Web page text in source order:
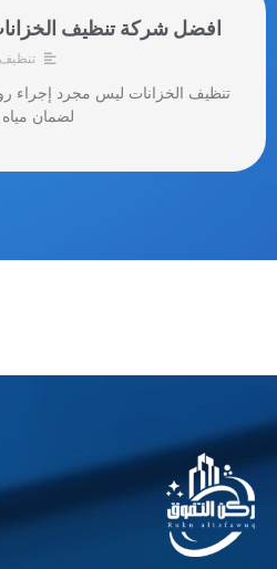
افضل شركة تنظيف
تنظيف
تنظيف الخزانات ليس مجرد إجراء
لضمان